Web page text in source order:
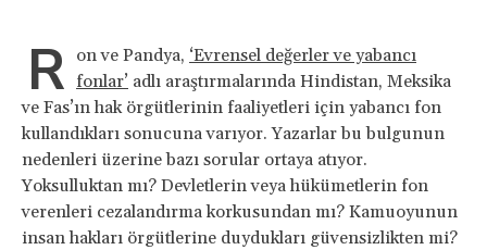
R on ve Pandya, ‘Evrensel değerler ve yabancı
fonlar’ adlı araştırmalarında Hindistan, Meksika
ve Fas’ın hak örgütlerinin faaliyetleri için yabancı fon
kullandıkları sonucuna varıyor. Yazarlar bu bulgunun
nedenleri üzerine bazı sorular ortaya atıyor.
Yoksulluktan mı? Devletlerin veya hükümetlerin fon
verenleri cezalandırma korkusundan mı? Kamuoyunun
insan hakları örgütlerine duydukları güvensizlikten mi?